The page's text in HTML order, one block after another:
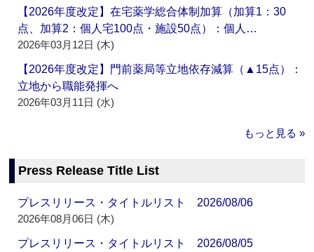
【2026年度改定】在宅薬学総合体制加算（加算1：30
点、加算2：個人宅100点・施設50点）：個人…
2026年03月12日 (木)
【2026年度改定】門前薬局等立地依存減算（▲15点）：
立地から職能発揮へ
2026年03月11日 (水)
もっと見る »
Press Release Title List
プレスリリース・タイトルリスト 2026/08/06
2026年08月06日 (木)
プレスリリース・タイトルリスト 2026/08/05